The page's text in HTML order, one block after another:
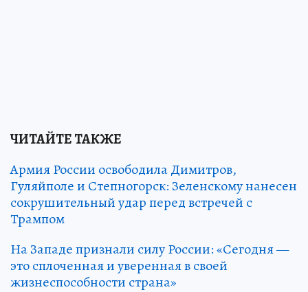
ЧИТАЙТЕ ТАКЖЕ
Армия России освободила Димитров,
Гуляйполе и Степногорск: Зеленскому нанесен
сокрушительный удар перед встречей с
Трампом
На Западе признали силу России: «Сегодня —
это сплоченная и уверенная в своей
жизнеспособности страна»